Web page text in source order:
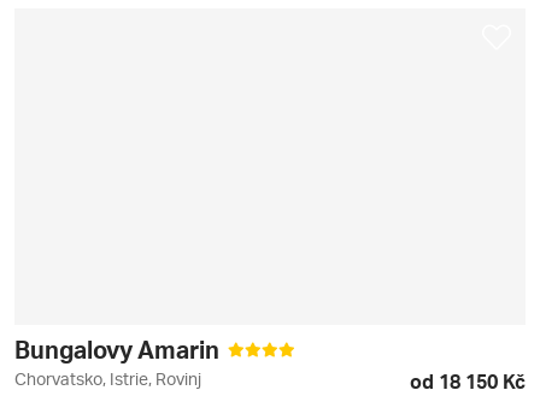
Bungalovy Amarin
Chorvatsko, Istrie, Rovinj od 18 150 Kč